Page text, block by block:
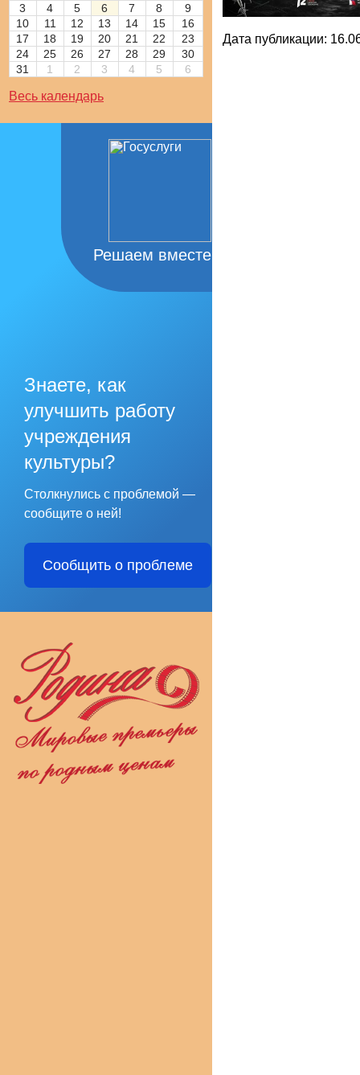
3 4 5 6 7 8
9
10
11 12 13 14 15
16
17
18 19 20 21 22
23
24
25 26 27 28 29
30
31
1 2 3 4 5 6
Весь календарь
Решаем вместе
Знаете, как
улучшить работу
учреждения
культуры?
Столкнулись с проблемой —
сообщите о ней!
Сообщить о проблеме
Дата публикации: